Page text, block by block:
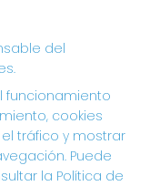
del
funcionamiento
cookies
tráfico y mostrar
Puede
la Política de